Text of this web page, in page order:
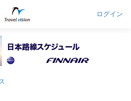
ログイン